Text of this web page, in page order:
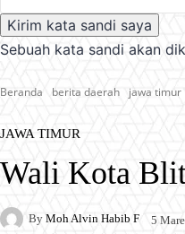
Sebuah kata sandi akan
Beranda berita daerah jawa timur
JAWA TIMUR
Wali Kota
By Moh Alvin Habib F 5